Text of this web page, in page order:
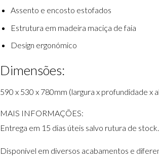
Assento e encosto estofados
Estrutura em madeira maciça de faia
Design ergonómico
Dimensões:
590 x 530 x 780mm (largura x profundidade x
MAIS INFORMAÇÕES:
Entrega em 15 dias úteis salvo rutura de stock.
Disponível em diversos acabamentos e